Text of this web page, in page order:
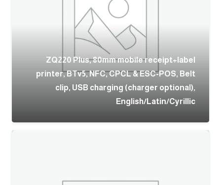
ZQ220 Plus, 80mm mobile receipt+label
printer, BTv5, NFC, CPCL & ESC-POS, Belt
clip, USB charging (charger optional),
English/Latin/Cyrillic